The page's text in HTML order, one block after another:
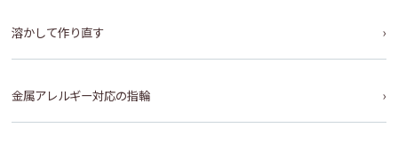
溶かして作り直す
金属アレルギー対応の指輪